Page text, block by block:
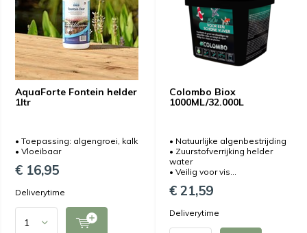
AquaForte Fontein helder
1ltr
• Toepassing: algengroei, kalk
• Vloeibaar
€ 16,95
Deliverytime
Colombo Biox
1000ML/32.000L
• Natuurlijke algenbestrijding
• Zuurstofverrijking helder
water
• Veilig voor vis...
€ 21,59
Deliverytime